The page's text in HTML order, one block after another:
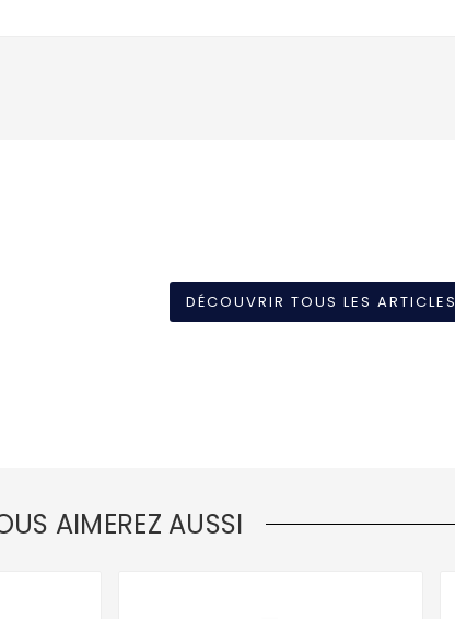
DÉCOUVRIR TOUS LES ARTICLES
AIMEREZ AUSSI